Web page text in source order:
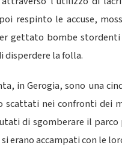
respinto le accuse,
gettato bombe
la folla.
in Gerogia, sono una
scattati nei confronti dei
di sgomberare il
erano accampati con le